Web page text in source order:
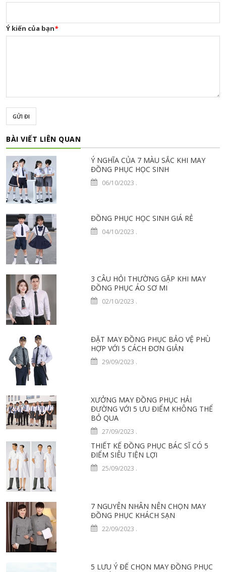
Ý kiến của bạn*
GỬI ĐI
BÀI VIẾT LIÊN QUAN
Ý NGHĨA CỦA 7 MÀU SẮC KHI MAY
ĐỒNG PHỤC HỌC SINH
06/10/2023 .
ĐỒNG PHỤC HỌC SINH GIÁ RẺ
04/10/2023 .
3 CÂU HỎI THƯỜNG GẶP KHI MAY
ĐỒNG PHỤC ÁO SƠ MI
02/10/2023 .
ĐẶT MAY ĐỒNG PHỤC BẢO VỆ PHÙ
HỢP VỚI 5 CÁCH ĐƠN GIẢN
29/09/2023 .
XƯỞNG MAY ĐỒNG PHỤC HẢI
ĐƯỜNG VỚI 5 ƯU ĐIỂM KHÔNG THỂ
BỎ QUA
27/09/2023 .
THIẾT KẾ ĐỒNG PHỤC BÁC SĨ CÓ 5
ĐIỂM SIÊU TIỆN LỢI
25/09/2023 .
7 NGUYÊN NHÂN NÊN CHỌN MAY
ĐỒNG PHỤC KHÁCH SẠN
22/09/2023 .
5 LƯU Ý ĐỂ CHỌN MAY ĐỒNG PHỤC